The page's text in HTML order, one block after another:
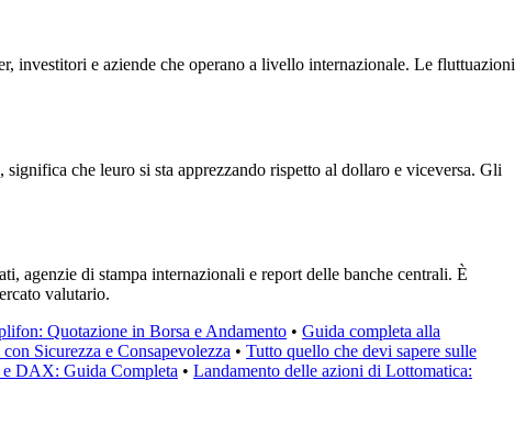
investitori e aziende che operano a livello internazionale. Le fluttuazioni
che leuro si sta apprezzando rispetto al dollaro e viceversa. Gli
agenzie di stampa internazionali e report delle banche centrali. È
valutario.
Quotazione in Borsa e Andamento • Guida completa alla
Sicurezza e Consapevolezza • Tutto quello che devi sapere sulle
DAX: Guida Completa • Landamento delle azioni di Lottomatica: